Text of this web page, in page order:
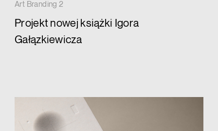
Art Branding 2
Projekt nowej książki Igora
Gałązkiewicza